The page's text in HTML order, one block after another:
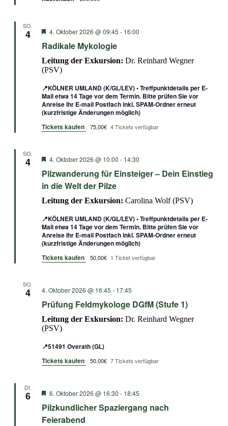
SO.
4 Empfohlen
4. Oktober 2026 @ 09:45 - 16:00
Radikale Mykologie
Leitung der Exkursion: Dr. Reinhard Wegner
(PSV)
📍KÖLNER UMLAND (K/GL/LEV) • Treffpunktdetails per E-
Mail etwa 14 Tage vor dem Termin. Bitte prüfen Sie vor
Anreise Ihr E-mail Postfach inkl. SPAM-Ordner erneut
(kurzfristige Änderungen möglich)
Tickets kaufen
75,00€ 4 Tickets verfügbar
SO.
4 Empfohlen
4. Oktober 2026 @ 10:00 - 14:30
Pilzwanderung für Einsteiger – Dein Einstieg
in die Welt der Pilze
Leitung der Exkursion: Carolina Wolf (PSV)
📍KÖLNER UMLAND (K/GL/LEV) • Treffpunktdetails per E-
Mail etwa 14 Tage vor dem Termin. Bitte prüfen Sie vor
Anreise Ihr E-mail Postfach inkl. SPAM-Ordner erneut
(kurzfristige Änderungen möglich)
Tickets kaufen
50,00€ 1 Ticket verfügbar
SO.
4 4. Oktober 2026 @ 16:45 - 17:45
Prüfung Feldmykologe DGfM (Stufe 1)
Leitung der Exkursion: Dr. Reinhard Wegner
(PSV)
📍51491 Overath (GL)
Tickets kaufen
50,00€ 7 Tickets verfügbar
DI.
6 Empfohlen
6. Oktober 2026 @ 16:30 - 18:45
Pilzkundlicher Spaziergang nach
Feierabend